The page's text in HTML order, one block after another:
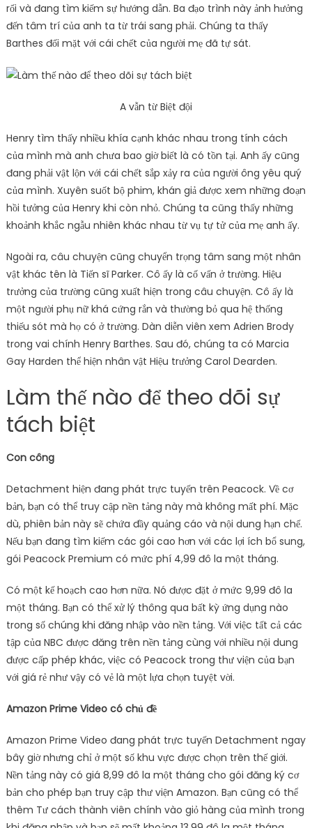
rối và đang tìm kiếm sự hướng dẫn. Ba đạo trình này ảnh hưởng
đến tâm trí của anh ta từ trái sang phải. Chúng ta thấy
Barthes đối mặt với cái chết của người mẹ đã tự sát.
A vẫn từ Biệt đội
Henry tìm thấy nhiều khía cạnh khác nhau trong tính cách
của mình mà anh chưa bao giờ biết là có tồn tại. Anh ấy cũng
đang phải vật lộn với cái chết sắp xảy ra của người ông yêu quý
của mình. Xuyên suốt bộ phim, khán giả được xem những đoạn
hồi tưởng của Henry khi còn nhỏ. Chúng ta cũng thấy những
khoảnh khắc ngẫu nhiên khác nhau từ vụ tự tử của mẹ anh ấy.
Ngoài ra, câu chuyện cũng chuyển trọng tâm sang một nhân
vật khác tên là Tiến sĩ Parker. Cô ấy là cố vấn ở trường. Hiệu
trưởng của trường cũng xuất hiện trong câu chuyện. Cô ấy là
một người phụ nữ khá cứng rắn và thường bỏ qua hệ thống
thiếu sót mà họ có ở trường. Dàn diễn viên xem Adrien Brody
trong vai chính Henry Barthes. Sau đó, chúng ta có Marcia
Gay Harden thể hiện nhân vật Hiệu trưởng Carol Dearden.
Làm thế nào để theo dõi sự
tách biệt
Con công
Detachment hiện đang phát trực tuyến trên Peacock. Về cơ
bản, bạn có thể truy cập nền tảng này mà không mất phí. Mặc
dù, phiên bản này sẽ chứa đầy quảng cáo và nội dung hạn chế.
Nếu bạn đang tìm kiếm các gói cao hơn với các lợi ích bổ sung,
gói Peacock Premium có mức phí 4,99 đô la một tháng.
Có một kế hoạch cao hơn nữa. Nó được đặt ở mức 9,99 đô la
một tháng. Bạn có thể xử lý thông qua bất kỳ ứng dụng nào
trong số chúng khi đăng nhập vào nền tảng. Với việc tất cả các
tập của NBC được đăng trên nền tảng cùng với nhiều nội dung
được cấp phép khác, việc có Peacock trong thư viện của bạn
với giá rẻ như vậy có vẻ là một lựa chọn tuyệt vời.
Amazon Prime Video có chủ đề
Amazon Prime Video đang phát trực tuyến Detachment ngay
bây giờ nhưng chỉ ở một số khu vực được chọn trên thế giới.
Nền tảng này có giá 8,99 đô la một tháng cho gói đăng ký cơ
bản cho phép bạn truy cập thư viện Amazon. Bạn cũng có thể
thêm Tư cách thành viên chính vào giỏ hàng của mình trong